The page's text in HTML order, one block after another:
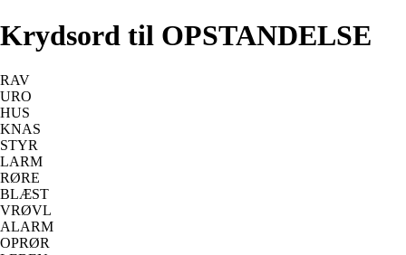
Krydsord til OPSTANDELSE
RAV
URO
HUS
KNAS
STYR
LARM
RØRE
BLÆST
VRØVL
ALARM
OPRØR